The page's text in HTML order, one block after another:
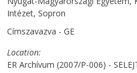
Intézet, Sopron
Címszavazva - GE
Location
ER Archívum (2007/P-006) -